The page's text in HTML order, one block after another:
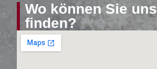
Wo können Sie uns
finden?